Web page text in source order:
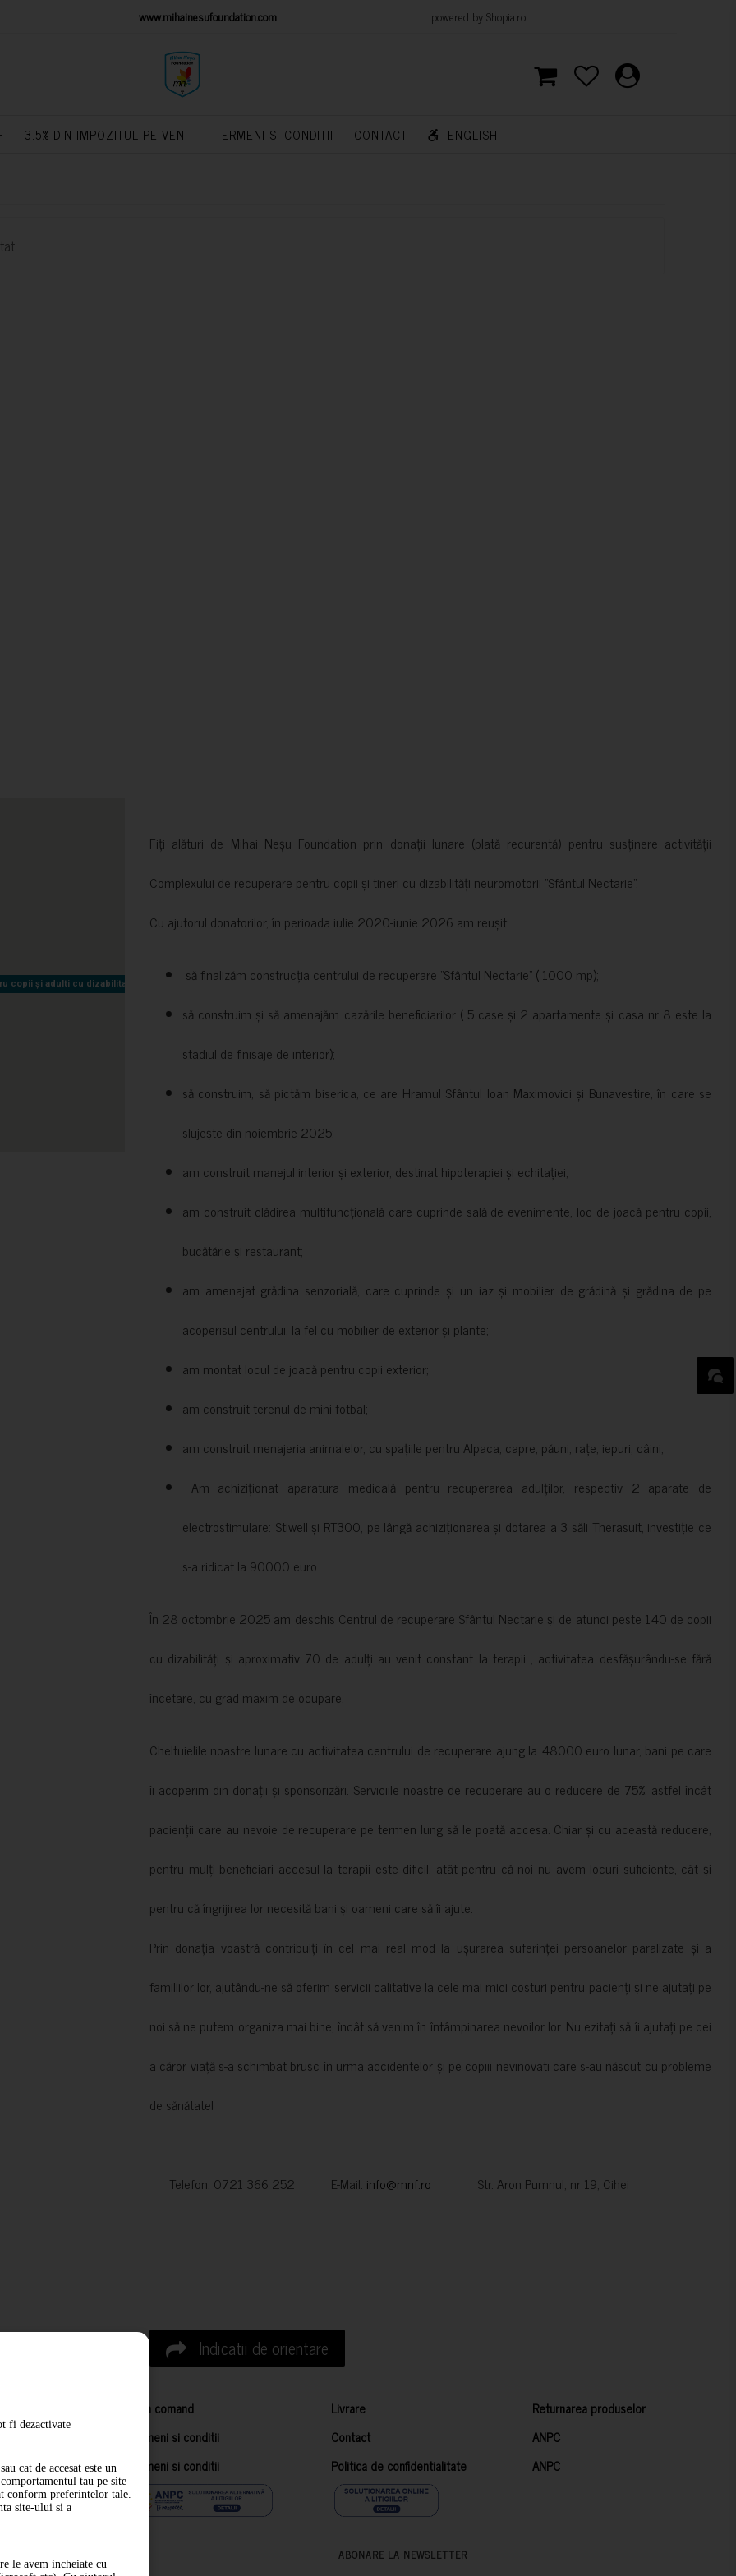
PLATFORM www.mihainesufoundation.com powered by Shopia.ro
3.5% DIN IMPOZITUL PE VENIT TERMENI SI CONDITII CONTACT ENGLISH
copii și adulti cu dizabilitati neuromotorii Sfântul Nectarie
copii și adulti cu dizabilitati neuromotorii Sfântul Nectarie
Fiți alături de Mihai Neșu Foundation prin donații lunare (plată recurentă) pentru susținere activității
Complexului de recuperare pentru copii și tineri cu dizabilități neuromotorii ”Sfântul Nectarie”.
Cu ajutorul donatorilor, în perioada iulie 2020-iunie 2026 am reușit:
să finalizăm construcția centrului de recuperare ”Sfântul Nectarie” ( 1000 mp);
să construim și să amenajăm cazările beneficiarilor ( 5 case și 2 apartamente și casa nr 8 este la
stadiul de finisaje de interior);
să construim, să pictăm biserica, ce are Hramul Sfântul Ioan Maximovici și Bunavestire, în care se
slujește din noiembrie 2025;
am construit manejul interior și exterior, destinat hipoterapiei și echitației;
am construit clădirea multifuncțională care cuprinde sală de evenimente, loc de joacă pentru copii,
bucătărie și restaurant;
am amenajat grădina senzorială, care cuprinde și un iaz și mobilier de grădină și grădina de pe
acoperisul centrului, la fel cu mobilier de exterior și plante;
am montat locul de joacă pentru copii exterior;
am construit terenul de mini-fotbal;
am construit menajeria animalelor, cu spațiile pentru Alpaca, capre, păuni, rațe, iepuri, câini;
Am achiziționat aparatura medicală pentru recuperarea adulților, respectiv 2 aparate de
electrostimulare: Stiwell și RT300, pe lângă achiziționarea și dotarea a 3 săli Therasuit, investiție ce
s-a ridicat la 90000 euro.
În 28 octombrie 2025 am deschis Centrul de recuperare Sfântul Nectarie și de atunci peste 140 de copii
cu dizabilități și aproximativ 70 de adulți au venit constant la terapii , activitatea desfășurându-se fără
încetare, cu grad maxim de ocupare.
Cheltuielile noastre lunare cu activitatea centrului de recuperare ajung la 48000 euro lunar, bani pe care
îi acoperim din donații și sponsorizări. Serviciile noastre de recuperare au o reducere de 75%, astfel încât
pacienții care au nevoie de recuperare pe termen lung să le poată accesa. Chiar și cu această reducere,
pentru mulți beneficiari accesul la terapii este dificil, atât pentru că noi nu avem locuri suficiente, cât și
pentru că îngrijirea lor necesită bani și oameni care să îi ajute.
Prin donația voastră contribuiți în cel mai real mod la ușurarea suferinței persoanelor paralizate și a
familiilor lor, ajutându-ne să oferim servicii calitative la cele mai mici costuri pentru pacienți și ne ajutați pe
noi să ne putem organiza mai bine, încât să venim în întâmpinarea nevoilor lor. Nu ezitați să îi ajutați pe cei
a căror viață s-a schimbat brusc în urma accidentelor și pe copiii nevinovati care s-au născut cu probleme
de sănătate!
Telefon: 0721 366 252 E-Mail: info@mnf.ro Str. Aron Pumnul, nr 19, Cihei
Indicatii de orientare
Cum comand Livrare
Returnarea produselor
Termeni si conditii
Contact
ANPC
Termeni si conditii
Politica de confidentialitate ANPC
ABONARE LA NEWSLETTER
fi dezactivate
cat de accesat este un
tau pe site
conform preferintelor tale.
site-ului si a
le avem incheiate cu